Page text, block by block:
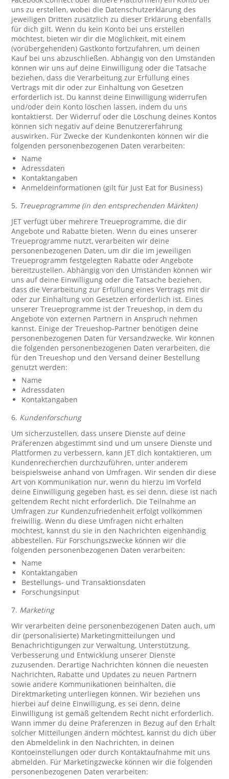
uns zu erstellen, wobei die Datenschutzerklärung des
jeweiligen Dritten zusätzlich zu dieser Erklärung ebenfalls
für dich gilt. Wenn du kein Konto bei uns erstellen
möchtest, bieten wir dir die Möglichkeit, mit einem
(vorübergehenden) Gastkonto fortzufahren, um deinen
Kauf bei uns abzuschließen. Abhängig von den Umständen
können wir uns auf deine Einwilligung oder die Tatsache
beziehen, dass die Verarbeitung zur Erfüllung eines
Vertrags mit dir oder zur Einhaltung von Gesetzen
erforderlich ist. Du kannst deine Einwilligung widerrufen
und/oder dein Konto löschen lassen, indem du uns
kontaktierst. Der Widerruf oder die Löschung deines Kontos
können sich negativ auf deine Benutzererfahrung
auswirken. Für Zwecke der Kundenkonten können wir die
folgenden personenbezogenen Daten verarbeiten:
Name
Adressdaten
Kontaktangaben
Anmeldeinformationen (gilt für Just Eat for Business)
5. Treueprogramme (in den entsprechenden Märkten)
JET verfügt über mehrere Treueprogramme, die dir
Angebote und Rabatte bieten. Wenn du eines unserer
Treueprogramme nutzt, verarbeiten wir deine
personenbezogenen Daten, um dir die im jeweiligen
Treueprogramm festgelegten Rabatte oder Angebote
bereitzustellen. Abhängig von den Umständen können wir
uns auf deine Einwilligung oder die Tatsache beziehen,
dass die Verarbeitung zur Erfüllung eines Vertrags mit dir
oder zur Einhaltung von Gesetzen erforderlich ist. Eines
unserer Treueprogramme ist der Treueshop, in dem du
Angebote von externen Partnern in Anspruch nehmen
kannst. Einige der Treueshop-Partner benötigen deine
personenbezogenen Daten für Versandzwecke. Wir können
die folgenden personenbezogenen Daten verarbeiten, die
für den Treueshop und den Versand deiner Bestellung
genutzt werden:
Name
Adressdaten
Kontaktangaben
6. Kundenforschung
Um sicherzustellen, dass unsere Dienste auf deine
Präferenzen abgestimmt sind und um unsere Dienste und
Plattformen zu verbessern, kann JET dich kontaktieren, um
Kundenrecherchen durchzuführen, unter anderem
beispielsweise anhand von Umfragen. Wir senden dir diese
Art von Kommunikation nur, wenn du hierzu im Vorfeld
deine Einwilligung gegeben hast, es sei denn, diese ist nach
geltendem Recht nicht erforderlich. Die Teilnahme an
Umfragen zur Kundenzufriedenheit erfolgt vollkommen
freiwillig. Wenn du diese Umfragen nicht erhalten
möchtest, kannst du sie in den Nachrichten eigenhändig
abbestellen. Für Forschungszwecke können wir die
folgenden personenbezogenen Daten verarbeiten:
Name
Kontaktangaben
Bestellungs- und Transaktionsdaten
Forschungsinput
7. Marketing
Wir verarbeiten deine personenbezogenen Daten auch, um
dir (personalisierte) Marketingmitteilungen und
Benachrichtigungen zur Verwaltung, Unterstützung,
Verbesserung und Entwicklung unserer Dienste
zuzusenden. Derartige Nachrichten können die neuesten
Nachrichten, Rabatte und Updates zu neuen Partnern
sowie andere Kommunikationen beinhalten, die
Direktmarketing unterliegen können. Wir beziehen uns
hierbei auf deine Einwilligung, es sei denn, deine
Einwilligung ist gemäß geltendem Recht nicht erforderlich.
Wann immer du deine Präferenzen in Bezug auf den Erhalt
solcher Mitteilungen ändern möchtest, kannst du dich über
den Abmeldelink in den Nachrichten, in deinen
Kontoeinstellungen oder durch Kontaktaufnahme mit uns
abmelden. Für Marketingzwecke können wir die folgenden
personenbezogenen Daten verarbeiten: